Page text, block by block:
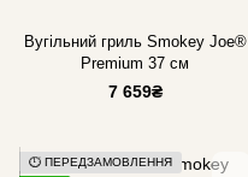
Вугільний гриль Smokey Joe®
Premium 37 см
7 659₴
⏱️ ПЕРЕДЗАМОВЛЕННЯ